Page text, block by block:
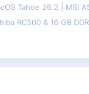
Tahoe 26.2 MSI
RC500 & 16 GB